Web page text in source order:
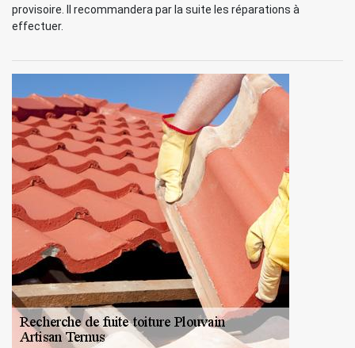
provisoire. Il recommandera par la suite les réparations à
effectuer.